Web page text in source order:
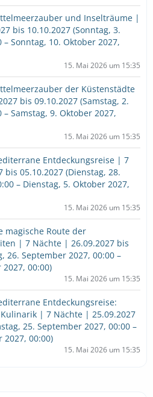
und Inselträume |
bis 10.10.2027 (Sonntag, 3.
– Sonntag, 10. Oktober 2027,
15. Mai 2026 um 15:35
der Küstenstädte
bis 09.10.2027 (Samstag, 2.
Samstag, 9. Oktober 2027,
15. Mai 2026 um 15:35
Entdeckungsreise | 7
bis 05.10.2027 (Dienstag, 28.
– Dienstag, 5. Oktober 2027,
15. Mai 2026 um 15:35
magische Route der
| 7 Nächte | 26.09.2027 bis
26. September 2027, 00:00 –
00:00)
15. Mai 2026 um 15:35
Entdeckungsreise:
| 7 Nächte | 25.09.2027
25. September 2027, 00:00 –
2027, 00:00)
15. Mai 2026 um 15:35